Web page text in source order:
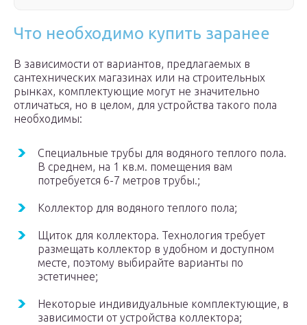
Что необходимо купить заранее
В зависимости от вариантов, предлагаемых в
сантехнических магазинах или на строительных
рынках, комплектующие могут не значительно
отличаться, но в целом, для устройства такого пола
необходимы:
Специальные трубы для водяного теплого пола.
В среднем, на 1 кв.м. помещения вам
потребуется 6-7 метров трубы.;
Коллектор для водяного теплого пола;
Щиток для коллектора. Технология требует
размещать коллектор в удобном и доступном
месте, поэтому выбирайте варианты по
эстетичнее;
Некоторые индивидуальные комплектующие, в
зависимости от устройства коллектора;